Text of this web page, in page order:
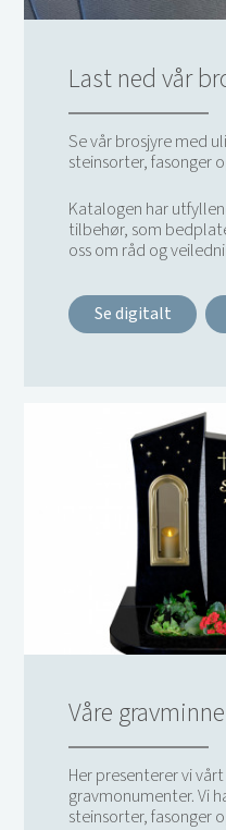
Last ned vår
Se vår brosjyre med
steinsorter, fasonger
Katalogen har
tilbehør, som
oss om råd og
Se digitalt
Våre
Her presenterer vi
gravmonumenter. Vi
steinsorter, fasonger